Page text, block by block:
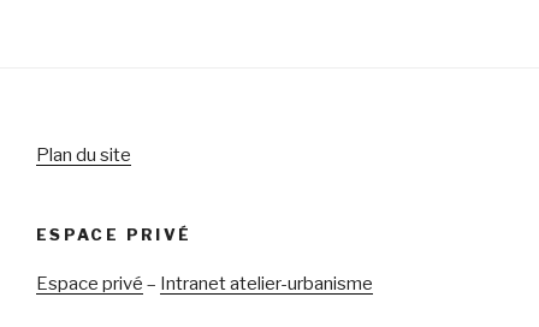
Plan du site
ESPACE PRIVÉ
Espace privé – Intranet atelier-urbanisme